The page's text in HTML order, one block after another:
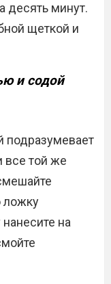
десять минут.
щеткой и
и содой
подразумевает
все той же
ложку
на